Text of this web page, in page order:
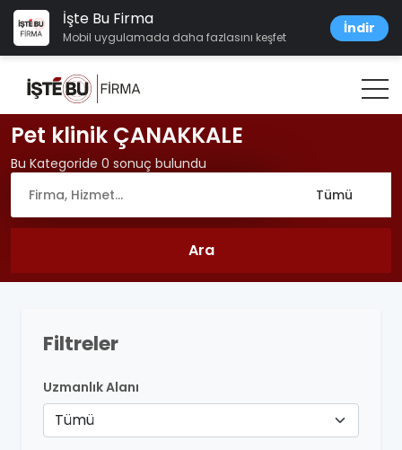
İşte Bu Firma
Mobil uygulamada daha fazlasını keşfet
İndir
Pet klinik ÇANAKKALE
Bu Kategoride 0 sonuç bulundu
Filtreler
Uzmanlık Alanı
Tümü